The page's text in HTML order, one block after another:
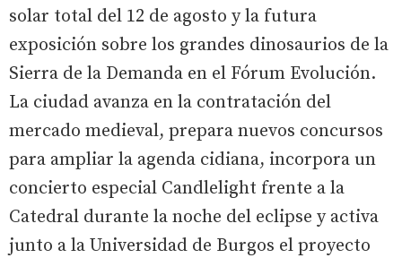
solar total del 12 de agosto y la futura
exposición sobre los grandes dinosaurios de la
Sierra de la Demanda en el Fórum Evolución.
La ciudad avanza en la contratación del
mercado medieval, prepara nuevos concursos
para ampliar la agenda cidiana, incorpora un
concierto especial Candlelight frente a la
Catedral durante la noche del eclipse y activa
junto a la Universidad de Burgos el proyecto